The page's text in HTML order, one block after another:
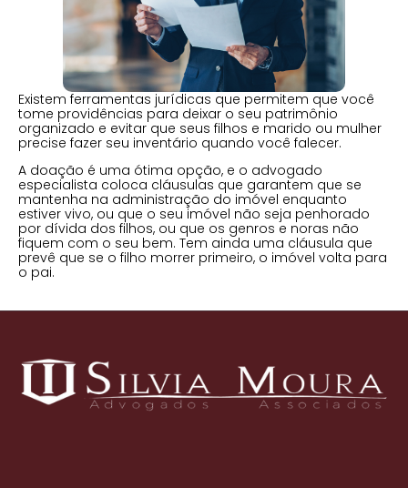
Existem ferramentas jurídicas que permitem que você
tome providências para deixar o seu patrimônio
organizado e evitar que seus filhos e marido ou mulher
precise fazer seu inventário quando você falecer.
A doação é uma ótima opção, e o advogado
especialista coloca cláusulas que garantem que se
mantenha na administração do imóvel enquanto
estiver vivo, ou que o seu imóvel não seja penhorado
por dívida dos filhos, ou que os genros e noras não
fiquem com o seu bem. Tem ainda uma cláusula que
prevê que se o filho morrer primeiro, o imóvel volta para
o pai.